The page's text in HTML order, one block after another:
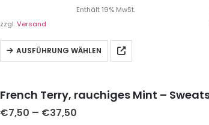
Enthält 19% MwSt.
zzgl.Versand
AUSFÜHRUNG WÄHLEN
French Terry, rauchiges Mint –
€7,50 – €37,50